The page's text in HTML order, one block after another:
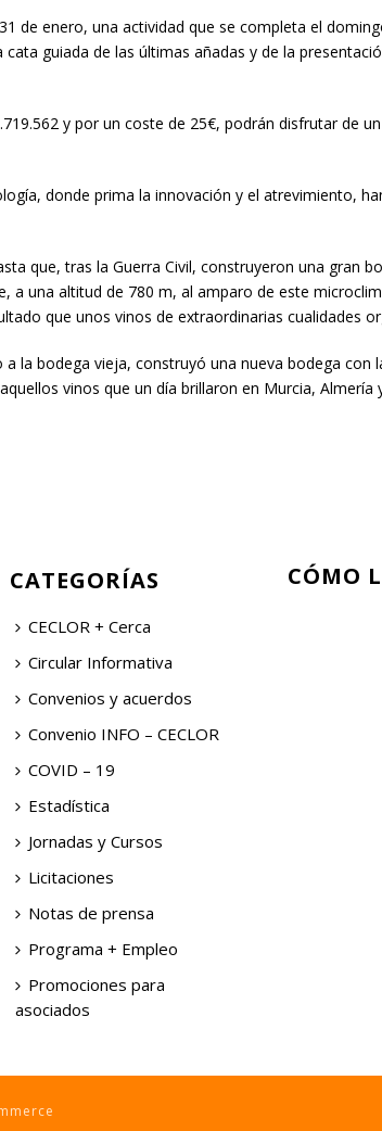
de enero, una actividad que se completa el
guiada de las últimas añadas y de la
y por un coste de 25€, podrán disfrutar de
donde prima la innovación y el atrevimiento,
que, tras la Guerra Civil, construyeron una gran
a una altitud de 780 m, al amparo de este
que unos vinos de extraordinarias cualidades
la bodega vieja, construyó una nueva bodega con
vinos que un día brillaron en Murcia, Almería
CATEGORÍAS
CECLOR + Cerca
Circular Informativa
Convenios y acuerdos
Convenio INFO – CECLOR
COVID – 19
Estadística
Jornadas y Cursos
Licitaciones
Notas de prensa
Programa + Empleo
Promociones para
asociados
CÓMO